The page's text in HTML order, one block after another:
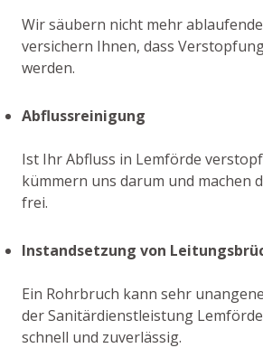
Wir säubern nicht mehr
versichern Ihnen, dass
werden.
Abflussreinigung
Ist Ihr Abfluss in Lemförde
kümmern uns darum und machen
frei.
Instandsetzung von
Ein Rohrbruch kann sehr
der Sanitärdienstleistung
schnell und zuverlässig.